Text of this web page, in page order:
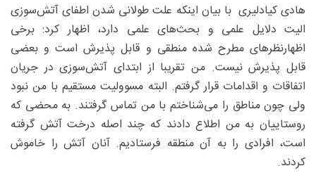
هادی کیادلیری با بیان اینکه علت طولانی شدن اطفای آتش‌سوزی
الیت دلایل علمی و بحث‌های علمی دارد، اظهار کرد: برخی
اظهارنظرهای مطرح شده منطقی و قابل پذیرش است و بعضی
قابل پذیرش نیست. من تقریبا از ابتدای آتش‌سوزی در جریان
اتفاقات و اقدامات قرار گرفتم. البته مسوولیت مستقیم با من نبود
ولی چون مناطق را می‌شناختم با من تماس گرفتند. به محضی که
روستاییان به من اطلاع دادند که چند اصله درخت آتش گرفته
است، افرادی را به آن منطقه فرستادیم. آنان آتش را خاموش
کردند.